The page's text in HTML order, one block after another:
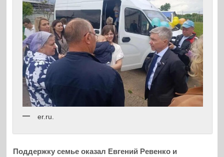
er.ru.
Поддержку семье оказал Евгений Ревенко и